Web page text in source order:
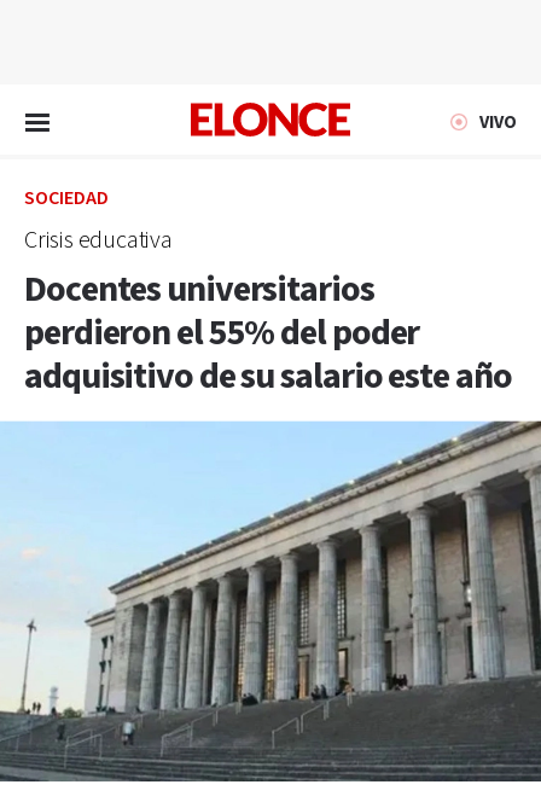
VIVO
SOCIEDAD
Crisis educativa
Docentes universitarios
perdieron el 55% del poder
adquisitivo de su salario este año